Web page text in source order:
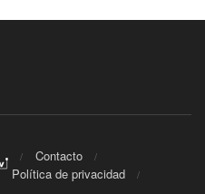
Contacto
Política de privacidad